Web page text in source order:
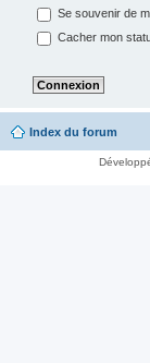
Se souvenir de
Cacher mon
Index du forum